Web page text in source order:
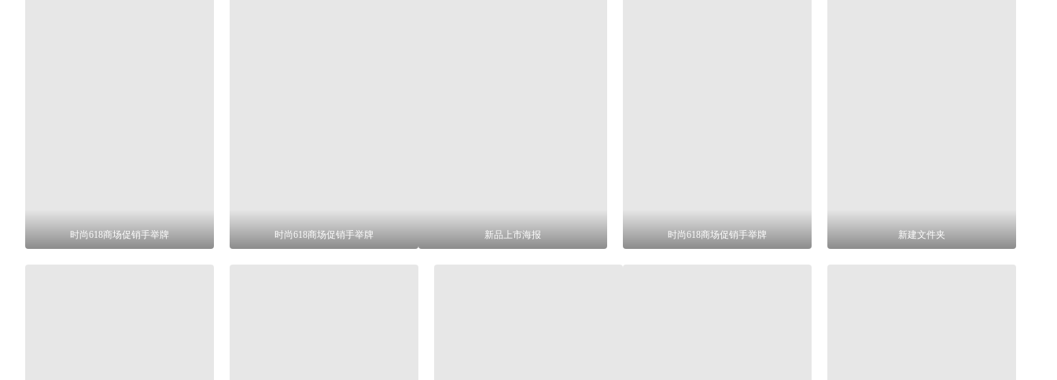
时尚618商场促销手举牌 时尚618商场促销手举牌 新品上市海报 时尚618商场促销手举牌 新建文件夹